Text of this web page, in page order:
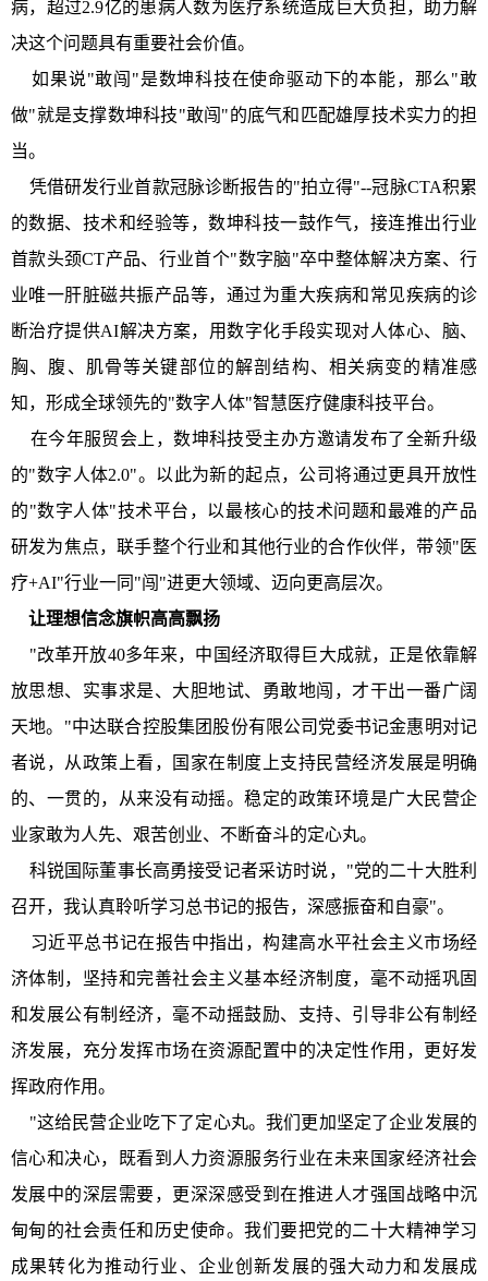
病，超过2.9亿的患病人数为医疗系统造成巨大负担，助力解
决这个问题具有重要社会价值。
如果说"敢闯"是数坤科技在使命驱动下的本能，那么"敢
做"就是支撑数坤科技"敢闯"的底气和匹配雄厚技术实力的担
当。
凭借研发行业首款冠脉诊断报告的"拍立得"--冠脉CTA积累
的数据、技术和经验等，数坤科技一鼓作气，接连推出行业
首款头颈CT产品、行业首个"数字脑"卒中整体解决方案、行
业唯一肝脏磁共振产品等，通过为重大疾病和常见疾病的诊
断治疗提供AI解决方案，用数字化手段实现对人体心、脑、
胸、腹、肌骨等关键部位的解剖结构、相关病变的精准感
知，形成全球领先的"数字人体"智慧医疗健康科技平台。
在今年服贸会上，数坤科技受主办方邀请发布了全新升级
的"数字人体2.0"。以此为新的起点，公司将通过更具开放性
的"数字人体"技术平台，以最核心的技术问题和最难的产品
研发为焦点，联手整个行业和其他行业的合作伙伴，带领"医
疗+AI"行业一同"闯"进更大领域、迈向更高层次。
让理想信念旗帜高高飘扬
"改革开放40多年来，中国经济取得巨大成就，正是依靠解
放思想、实事求是、大胆地试、勇敢地闯，才干出一番广阔
天地。"中达联合控股集团股份有限公司党委书记金惠明对记
者说，从政策上看，国家在制度上支持民营经济发展是明确
的、一贯的，从来没有动摇。稳定的政策环境是广大民营企
业家敢为人先、艰苦创业、不断奋斗的定心丸。
科锐国际董事长高勇接受记者采访时说，"党的二十大胜利
召开，我认真聆听学习总书记的报告，深感振奋和自豪"。
习近平总书记在报告中指出，构建高水平社会主义市场经
济体制，坚持和完善社会主义基本经济制度，毫不动摇巩固
和发展公有制经济，毫不动摇鼓励、支持、引导非公有制经
济发展，充分发挥市场在资源配置中的决定性作用，更好发
挥政府作用。
"这给民营企业吃下了定心丸。我们更加坚定了企业发展的
信心和决心，既看到人力资源服务行业在未来国家经济社会
发展中的深层需要，更深深感受到在推进人才强国战略中沉
甸甸的社会责任和历史使命。我们要把党的二十大精神学习
成果转化为推动行业、企业创新发展的强大动力和发展成